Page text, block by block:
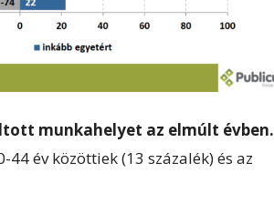
munkahelyet az elmúlt évben.
év közöttiek (13 százalék) és az